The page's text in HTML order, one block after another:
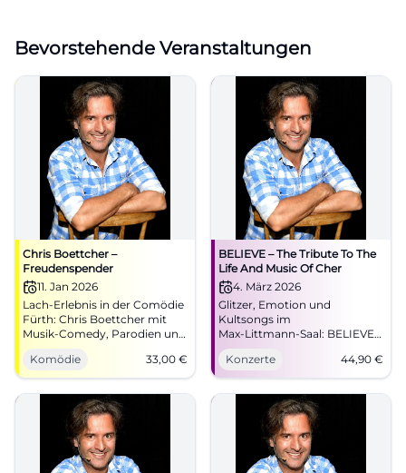
Bevorstehende Veranstaltungen
Chris Boettcher –
Freudenspender
11. Jan 2026
Lach-Erlebnis in der Comödie
Fürth: Chris Boettcher mit
Musik-Comedy, Parodien und
perfektem Timing. 11.01.2026,
19:30 Uhr, 33 €. Gute Anfahrt,
Kultur-Parktarif, barrierefrei
im Parkett. Jetzt Tickets
holen! #Freudenspender
Komödie 33,00 €
BELIEVE – The Tribute To The
Life And Music Of Cher
4. März 2026
Glitzer, Emotion und
Kultsongs im
Max‑Littmann‑Saal: BELIEVE
feiert Cher mit fulminanter
Live‑Show. Mi., 04.03.2026,
19:30 Uhr, Tickets ab 44,90 €.
Jetzt buchen. #BelieveTour
Konzerte 44,90 €